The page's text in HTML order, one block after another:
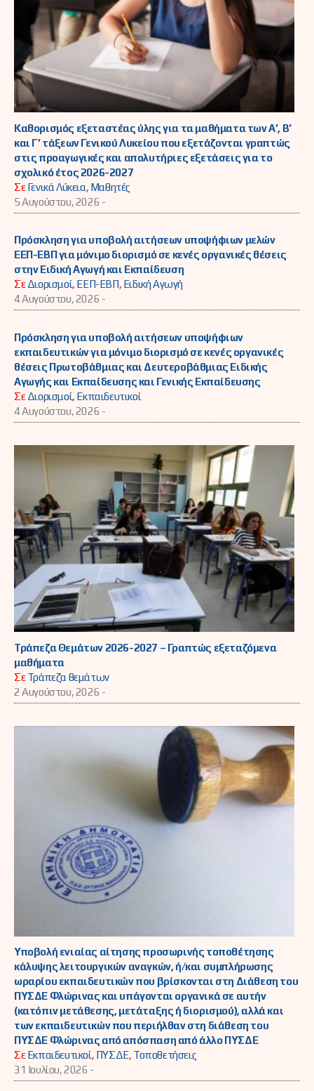
Καθορισμός εξεταστέας ύλης για τα μαθήματα των Α’, Β’
και Γ’ τάξεων Γενικού Λυκείου που εξετάζονται γραπτώς
στις προαγωγικές και απολυτήριες εξετάσεις για το
σχολικό έτος 2026-2027
ΣεΓενικά Λύκεια, Μαθητές
5 Αυγούστου, 2026 -
Πρόσκληση για υποβολή αιτήσεων υποψήφιων μελών
ΕΕΠ-ΕΒΠ για μόνιμο διορισμό σε κενές οργανικές θέσεις
στην Ειδική Αγωγή και Εκπαίδευση
ΣεΔιορισμοί, ΕΕΠ-ΕΒΠ, Ειδική Αγωγή
4 Αυγούστου, 2026 -
Πρόσκληση για υποβολή αιτήσεων υποψήφιων
εκπαιδευτικών για μόνιμο διορισμό σε κενές οργανικές
θέσεις Πρωτοβάθμιας και Δευτεροβάθμιας Ειδικής
Αγωγής και Εκπαίδευσης και Γενικής Εκπαίδευσης
ΣεΔιορισμοί, Εκπαιδευτικοί
4 Αυγούστου, 2026 -
Τράπεζα Θεμάτων 2026-2027 – Γραπτώς εξεταζόμενα
μαθήματα
ΣεΤράπεζα θεμάτων
2 Αυγούστου, 2026 -
Υποβολή ενιαίας αίτησης προσωρινής τοποθέτησης
κάλυψης λειτουργικών αναγκών, ή/και συμπλήρωσης
ωραρίου εκπαιδευτικών που βρίσκονται στη Διάθεση του
ΠΥΣΔΕ Φλώρινας και υπάγονται οργανικά σε αυτήν
(κατόπιν μετάθεσης, μετάταξης ή διορισμού), αλλά και
των εκπαιδευτικών που περιήλθαν στη διάθεση του
ΠΥΣΔΕ Φλώρινας από απόσπαση από άλλο ΠΥΣΔΕ
ΣεΕκπαιδευτικοί, ΠΥΣΔΕ, Τοποθετήσεις
31 Ιουλίου, 2026 -